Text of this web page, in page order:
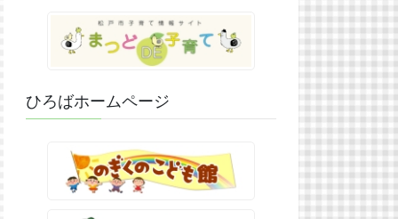
ひろばホームページ